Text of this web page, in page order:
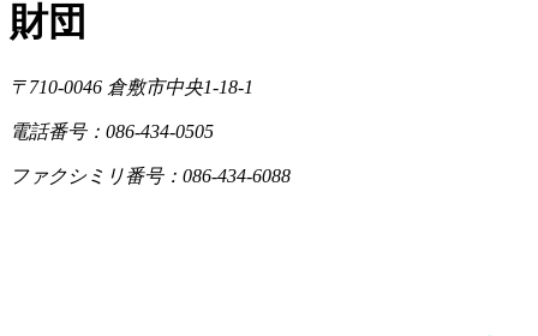
財団
〒710-0046 倉敷市中央1-18-1
電話番号：086-434-0505
ファクシミリ番号：086-434-6088